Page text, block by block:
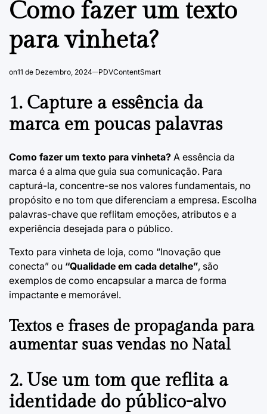
Como fazer um texto
para vinheta?
on11 de Dezembro, 2024 PDVContentSmart
1. Capture a essência da
marca em poucas palavras
Como fazer um texto para vinheta? A essência da
marca é a alma que guia sua comunicação. Para
capturá-la, concentre-se nos valores fundamentais, no
propósito e no tom que diferenciam a empresa. Escolha
palavras-chave que reflitam emoções, atributos e a
experiência desejada para o público.
Texto para vinheta de loja, como “Inovação que
conecta” ou “Qualidade em cada detalhe”, são
exemplos de como encapsular a marca de forma
impactante e memorável.
Textos e frases de propaganda para
aumentar suas vendas no Natal
2. Use um tom que reflita a
identidade do público-alvo